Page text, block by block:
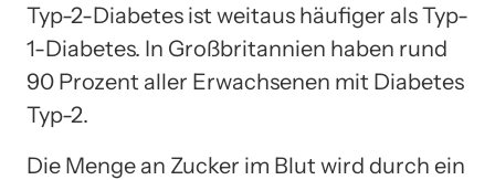
Typ-2-Diabetes ist weitaus häufiger als Typ-
1-Diabetes. In Großbritannien haben rund
90 Prozent aller Erwachsenen mit Diabetes
Typ-2.
Die Menge an Zucker im Blut wird durch ein